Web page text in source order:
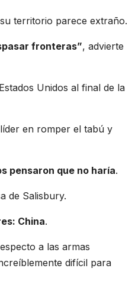
territorio parece extraño.
fronteras”, advierte
Unidos al final de la
en romper el tabú y
pensaron que no haría.
de Salisbury.
China.
a las armas
difícil para